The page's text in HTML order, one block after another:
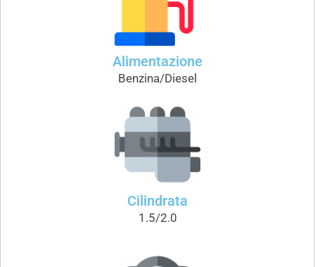
Alimentazione
Benzina/Diesel
Cilindrata
1.5/2.0